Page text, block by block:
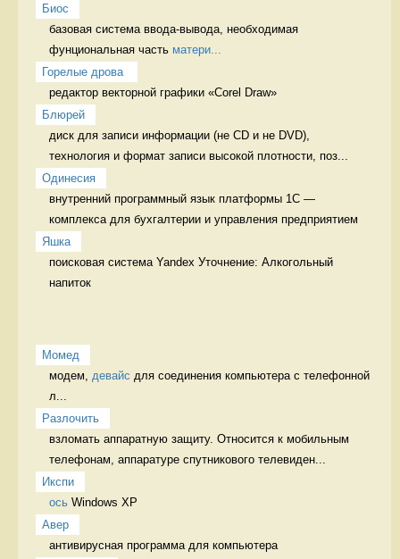
Биос
базовая система ввода-вывода, необходимая
фунциональная часть матери...
Горелые дрова
редактор векторной графики «Corel Draw»
Блюрей
диск для записи информации (не CD и не DVD),
технология и формат записи высокой плотности, поз...
Одинесия
внутренний программный язык платформы 1С —
комплекса для бухгалтерии и управления предприятием
Яшка
поисковая система Yandex Уточнение: Алкогольный
напиток
Момед
модем, девайс для соединения компьютера с телефонной
л...
Разлочить
взломать аппаратную защиту. Относится к мобильным
телефонам, аппаратуре спутникового телевиден...
Икспи
ось Windows XP
Авер
антивирусная программа для компьютера